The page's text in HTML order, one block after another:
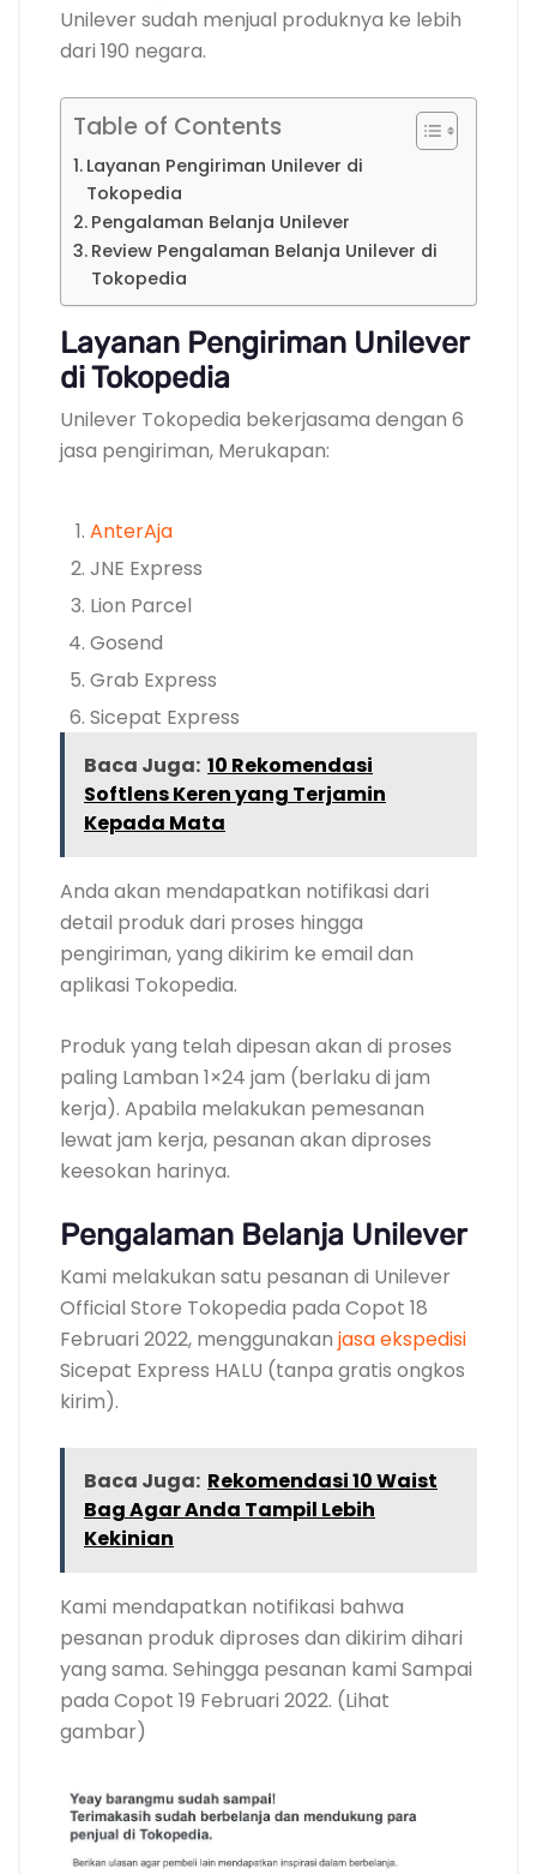
Unilever sudah menjual produknya ke lebih
dari 190 negara.
Table of Contents
Layanan Pengiriman Unilever di
Tokopedia
Pengalaman Belanja Unilever
Review Pengalaman Belanja Unilever di
Tokopedia
Layanan Pengiriman Unilever
di Tokopedia
Unilever Tokopedia bekerjasama dengan 6
jasa pengiriman, Merukapan:
AnterAja
JNE Express
Lion Parcel
Gosend
Grab Express
Sicepat Express
Baca Juga: 10 Rekomendasi
Softlens Keren yang Terjamin
Kepada Mata
Anda akan mendapatkan notifikasi dari
detail produk dari proses hingga
pengiriman, yang dikirim ke email dan
aplikasi Tokopedia.
Produk yang telah dipesan akan di proses
paling Lamban 1×24 jam (berlaku di jam
kerja). Apabila melakukan pemesanan
lewat jam kerja, pesanan akan diproses
keesokan harinya.
Pengalaman Belanja Unilever
Kami melakukan satu pesanan di Unilever
Official Store Tokopedia pada Copot 18
Februari 2022, menggunakan jasa ekspedisi
Sicepat Express HALU (tanpa gratis ongkos
kirim).
Baca Juga: Rekomendasi 10 Waist
Bag Agar Anda Tampil Lebih
Kekinian
Kami mendapatkan notifikasi bahwa
pesanan produk diproses dan dikirim dihari
yang sama. Sehingga pesanan kami Sampai
pada Copot 19 Februari 2022. (Lihat
gambar)